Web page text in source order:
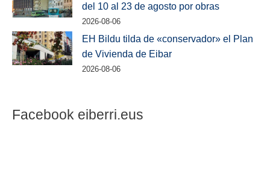
del 10 al 23 de agosto por obras
2026-08-06
EH Bildu tilda de «conservador» el Plan
de Vivienda de Eibar
2026-08-06
Facebook eiberri.eus